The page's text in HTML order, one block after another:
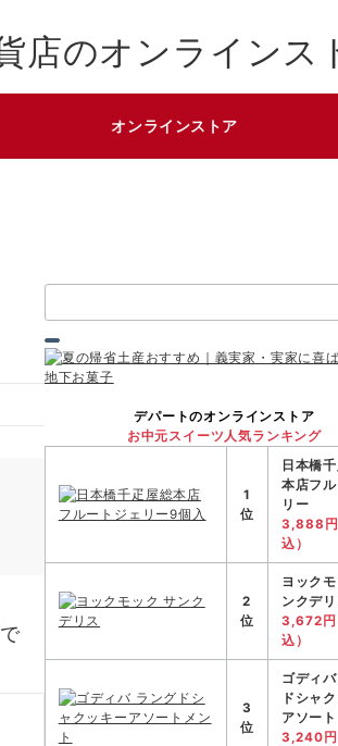
店のオンラインス
オンラインストア
索：
デパートのオンラインストア
お中元スイーツ人気ランキング
1
位
日本橋
本店フ
リー
3,888円
込）
2
位
ヨック
ンクデリ
3,672円
込）
3
位
ゴディ
ドシャ
アソート
3,240円